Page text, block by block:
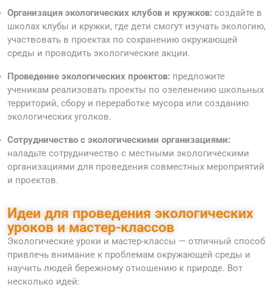
Организация экологических клубов и кружков: создайте в
школах клубы и кружки, где дети смогут изучать экологию,
участвовать в проектах по сохранению окружающей
среды и проводить экологические акции.
Проведение экологических проектов: предложите
ученикам реализовать проекты по озеленению школьных
территорий, сбору и переработке мусора или созданию
экологических уголков.
Сотрудничество с экологическими организациями:
наладьте сотрудничество с местными экологическими
организациями для проведения совместных мероприятий
и проектов.
Идеи для проведения экологических
уроков и мастер-классов
Экологические уроки и мастер-классы — отличный способ
привлечь внимание к проблемам окружающей среды и
научить людей бережному отношению к природе. Вот
несколько идей: